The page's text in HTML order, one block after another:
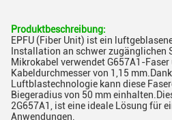
Produktbeschreibung:
EPFU (Fiber Unit) ist ein
Installation an schwer zugänglichen
Mikrokabel verwendet G657A1-Faser
Kabeldurchmesser von 1,15
Luftblastechnologie kann diese
Biegeradius von 50 mm
2G657A1, ist eine ideale Lösung für
Anwendungen.